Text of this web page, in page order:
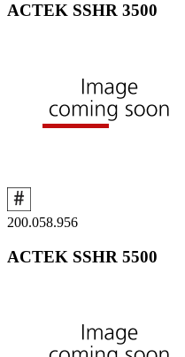
ACTEK SSHR 3500
200.058.956
ACTEK SSHR 5500